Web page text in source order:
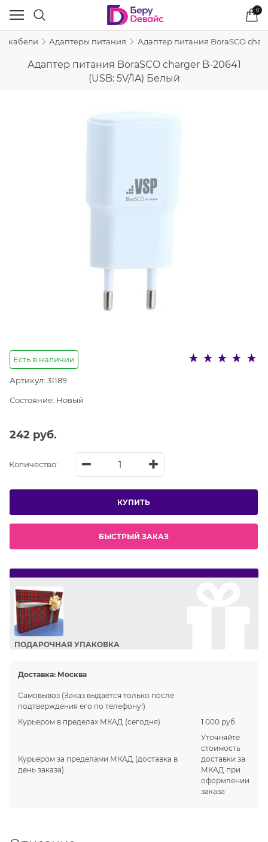
0
кабели Адаптеры питания Адаптер питания BoraSCO
Адаптер питания BoraSCO charger B-20641
(USB: 5V/1A) Белый
Есть в наличии
Артикул: 31189
Состояние: Новый
242 руб.
Количество:
КУПИТЬ
БЫСТРЫЙ ЗАКАЗ
ПОДАРОЧНАЯ УПАКОВКА
Доставка: Москва
Самовывоз (Заказ выдаётся только после
подтверждения его по телефону!)
Курьером в пределах МКАД (сегодня) 1 000 руб.
Курьером за пределами МКАД (доставка в
день заказа)
Уточняйте
стоимость
доставки за
МКАД при
оформлении
заказа